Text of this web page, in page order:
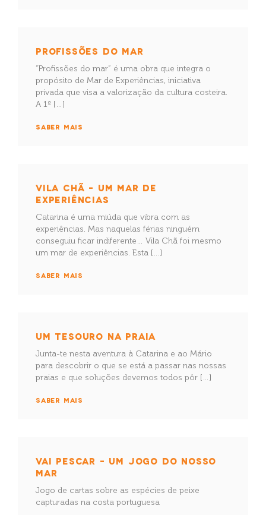
PROFISSÕES DO MAR
“Profissões do mar” é uma obra que integra o
propósito de Mar de Experiências, iniciativa
privada que visa a valorização da cultura costeira.
A 1ª […]
SABER MAIS
VILA CHÃ – UM MAR DE
EXPERIÊNCIAS
Catarina é uma miúda que vibra com as
experiências. Mas naquelas férias ninguém
conseguiu ficar indiferente… Vila Chã foi mesmo
um mar de experiências. Esta […]
SABER MAIS
UM TESOURO NA PRAIA
Junta-te nesta aventura à Catarina e ao Mário
para descobrir o que se está a passar nas nossas
praias e que soluções devemos todos pôr […]
SABER MAIS
VAI PESCAR – UM JOGO DO NOSSO
MAR
Jogo de cartas sobre as espécies de peixe
capturadas na costa portuguesa